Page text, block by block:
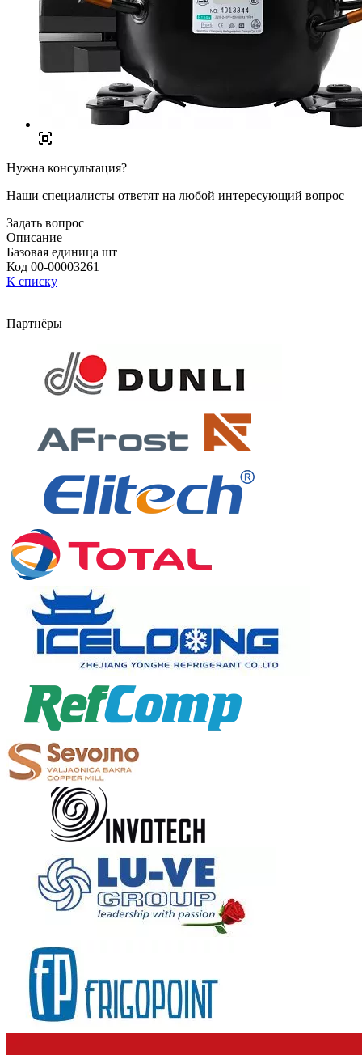
Нужна консультация?
Наши специалисты ответят на любой интересующий вопрос
Задать вопрос
Описание
Базовая единица шт
Код 00-00003261
К списку
Партнёры